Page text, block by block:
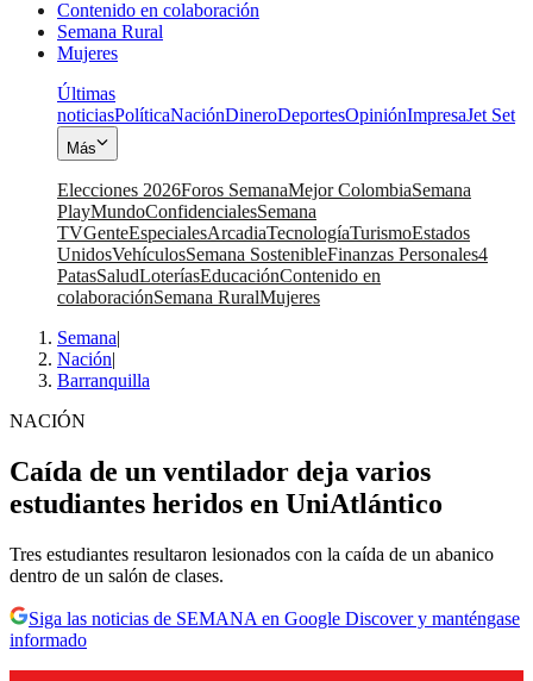
Contenido en colaboración
Semana Rural
Mujeres
Últimas
noticiasPolíticaNaciónDineroDeportesOpiniónImpresaJet Set
Más
Elecciones 2026Foros SemanaMejor ColombiaSemana
PlayMundoConfidencialesSemana
TVGenteEspecialesArcadiaTecnologíaTurismoEstados
UnidosVehículosSemana SostenibleFinanzas Personales4
PatasSaludLoteríasEducaciónContenido en
colaboraciónSemana RuralMujeres
Semana|
Nación|
Barranquilla
NACIÓN
Caída de un ventilador deja varios
estudiantes heridos en UniAtlántico
Tres estudiantes resultaron lesionados con la caída de un abanico
dentro de un salón de clases.
Siga las noticias de SEMANA en Google Discover y manténgase
informado